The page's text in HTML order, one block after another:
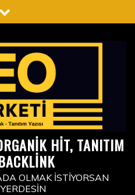
HIT, TANITIM
OLMAK İSTIYORSAN